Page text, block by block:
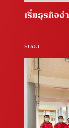
เริ่มธุรกิจง่
รับชม